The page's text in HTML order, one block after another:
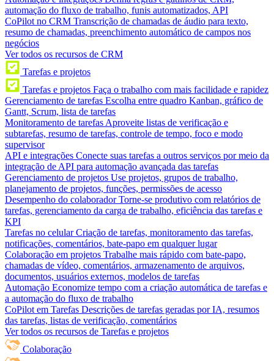
automação do fluxo de trabalho, funis automatizados, API
CoPilot no CRM Transcrição de chamadas de áudio para texto,
resumo de chamadas, preenchimento automático de campos nos
negócios
Ver todos os recursos de CRM
Tarefas e projetos
Tarefas e projetos Faça o trabalho com mais facilidade e rapidez
Gerenciamento de tarefas Escolha entre quadro Kanban, gráfico de
Gantt, Scrum, lista de tarefas
Monitoramento de tarefas Aproveite listas de verificação e
subtarefas, resumo de tarefas, controle de tempo, foco e modo
supervisor
API e integrações Conecte suas tarefas a outros serviços por meio da
integração de API para automação avançada das tarefas
Gerenciamento de projetos Use projetos, grupos de trabalho,
planejamento de projetos, funções, permissões de acesso
Desempenho do colaborador Torne-se produtivo com relatórios de
tarefas, gerenciamento da carga de trabalho, eficiência das tarefas e
KPI
Tarefas no celular Criação de tarefas, monitoramento das tarefas,
notificações, comentários, bate-papo em qualquer lugar
Colaboração em projetos Trabalhe mais rápido com bate-papo,
chamadas de vídeo, comentários, armazenamento de arquivos,
documentos, usuários externos, modelos de tarefas
Automação Economize tempo com a criação automática de tarefas e
a automação do fluxo de trabalho
CoPilot em Tarefas Descrições de tarefas geradas por IA, resumos
das tarefas, listas de verificação, comentários
Ver todos os recursos de Tarefas e projetos
Colaboração